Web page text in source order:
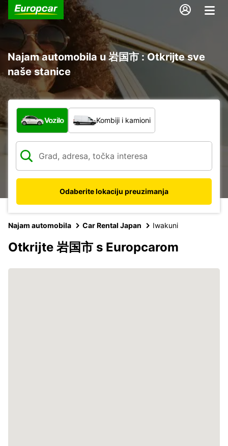
Najam automobila u 岩国市 : Otkrijte sve
naše stanice
Koja vrsta vozila?
Vozilo Kombiji i kamioni
Odaberite lokaciju preuzimanja
Najam automobila Car Rental Japan Iwakuni
Otkrijte 岩国市 s Europcarom